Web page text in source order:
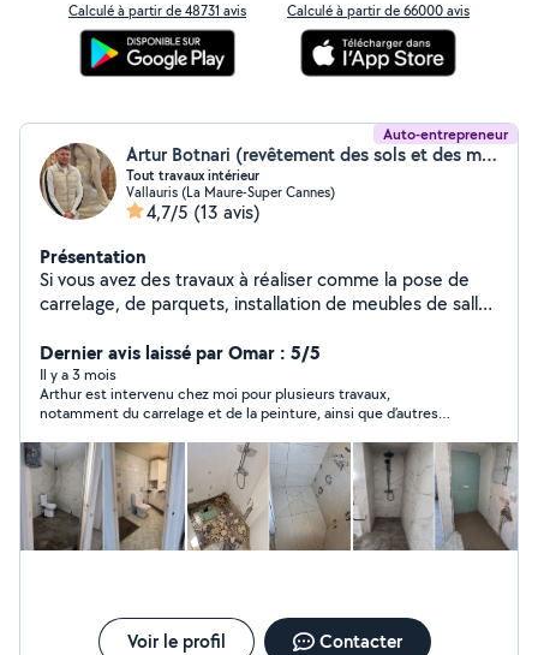
Calculé à partir de 48731 avis Calculé à partir de 66000 avis
Auto-entrepreneur
Artur Botnari (revêtement des sols et des murs)
Tout travaux intérieur
Vallauris (La Maure-Super Cannes)
4,7/5 (13 avis)
Présentation
Si vous avez des travaux à réaliser comme la pose de
carrelage, de parquets, installation de meubles de salle
plafonds, placo,.... Vous pouvez me joindre par le biais.
Je suis un homme très sérieux et disponible Merci pour
votre confiance numéro 074901249a8. sans la lettre a
Dernier avis laissé par Omar : 5/5
Il y a 3 mois
Arthur est intervenu chez moi pour plusieurs travaux,
notamment du carrelage et de la peinture, ainsi que d’autres
et professionnel du début à la fin. Il est sérieux, ponctuel,
efficace et très appliqué dans ce qu’il fait. La communication a
été fluide et il a su s’adapter aux besoins sur place. Je suis
extrêmement satisfait de son intervention et je le
recommande vivement.
Voir le profil Contacter